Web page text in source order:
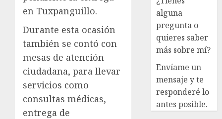
en Tuxpanguillo.
Durante esta ocasión
también se contó con
mesas de atención
ciudadana, para llevar
servicios como
consultas médicas,
entrega de
alguna
pregunta o
quieres saber
más sobre mí?
Envíame un
mensaje y te
responderé lo
antes posible.